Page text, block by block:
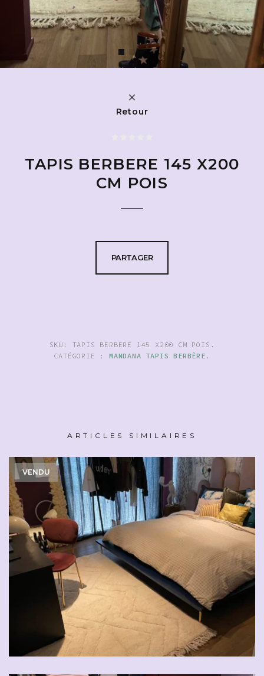
Retour
TAPIS BERBERE 145 X200
CM POIS
PARTAGER
SKU: TAPIS BERBERE 145 X200 CM POIS .
CATÉGORIE : MANDANA TAPIS BERBÈRE .
ARTICLES SIMILAIRES
VENDU